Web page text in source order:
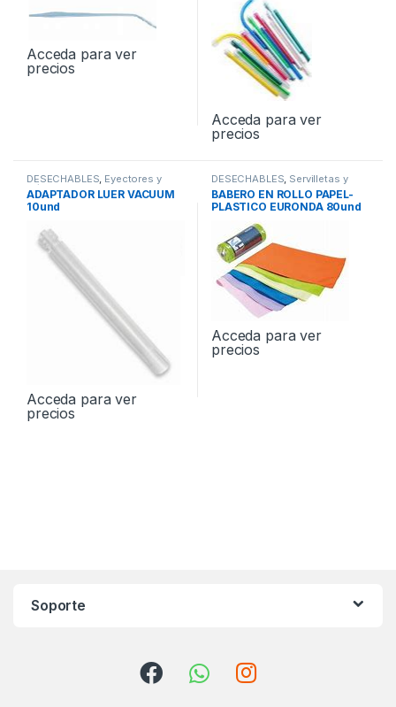
Acceda para ver
precios
Acceda para ver
precios
DESECHABLES Eyectores y
Cánulas
ADAPTADOR LUER VACUUM
10und
Acceda para ver
precios
DESECHABLES Servilletas y
Baberos
BABERO EN ROLLO PAPEL-
PLASTICO EURONDA 80und
Acceda para ver
precios
Soporte